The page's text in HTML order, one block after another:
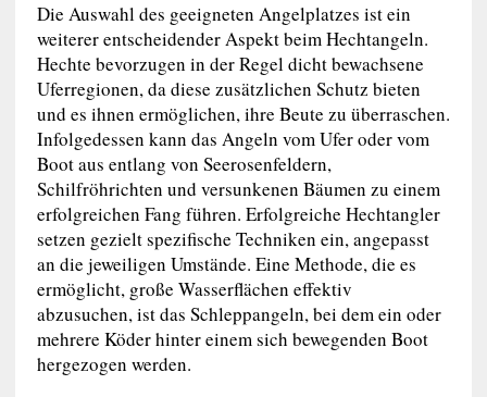
Die Auswahl des geeigneten Angelplatzes ist ein
weiterer entscheidender Aspekt beim Hechtangeln.
Hechte bevorzugen in der Regel dicht bewachsene
Uferregionen, da diese zusätzlichen Schutz bieten
und es ihnen ermöglichen, ihre Beute zu überraschen.
Infolgedessen kann das Angeln vom Ufer oder vom
Boot aus entlang von Seerosenfeldern,
Schilfröhrichten und versunkenen Bäumen zu einem
erfolgreichen Fang führen. Erfolgreiche Hechtangler
setzen gezielt spezifische Techniken ein, angepasst
an die jeweiligen Umstände. Eine Methode, die es
ermöglicht, große Wasserflächen effektiv
abzusuchen, ist das Schleppangeln, bei dem ein oder
mehrere Köder hinter einem sich bewegenden Boot
hergezogen werden.